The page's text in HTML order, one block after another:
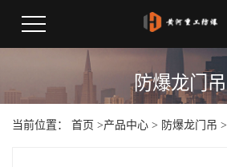
防爆龙门吊
当前位置： 首页 >产品中心 > 防爆龙门吊 >